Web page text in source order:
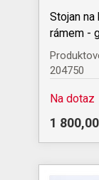
Stojan
rámem -
204750
Na dotaz
1